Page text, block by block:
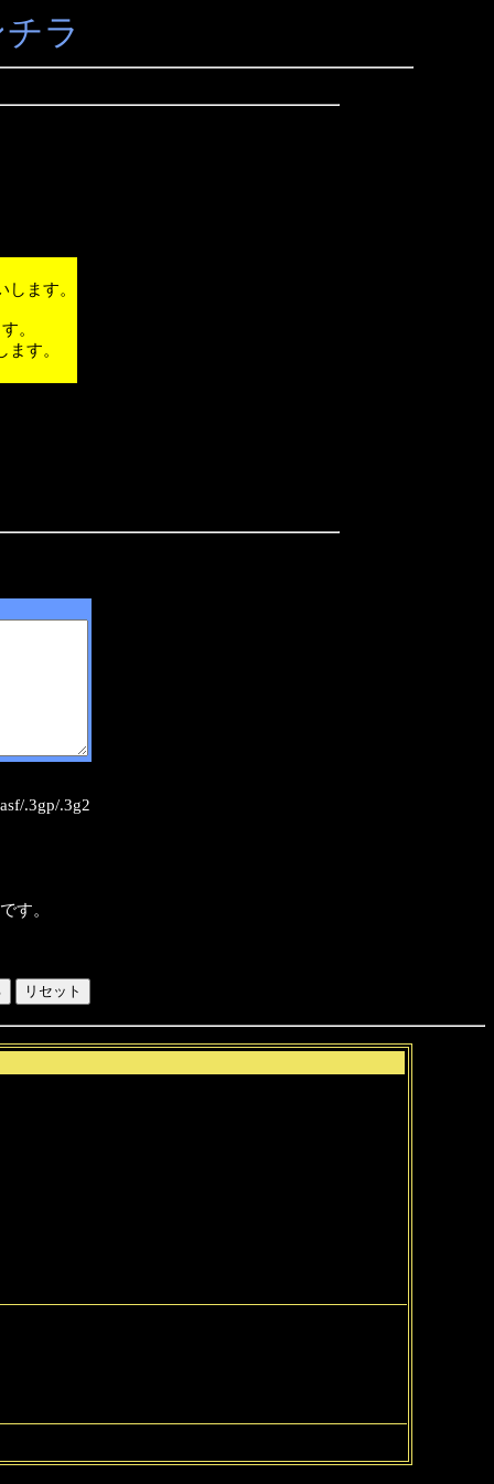
ラ
ます。
。
す。
.3gp/.3g2
す。